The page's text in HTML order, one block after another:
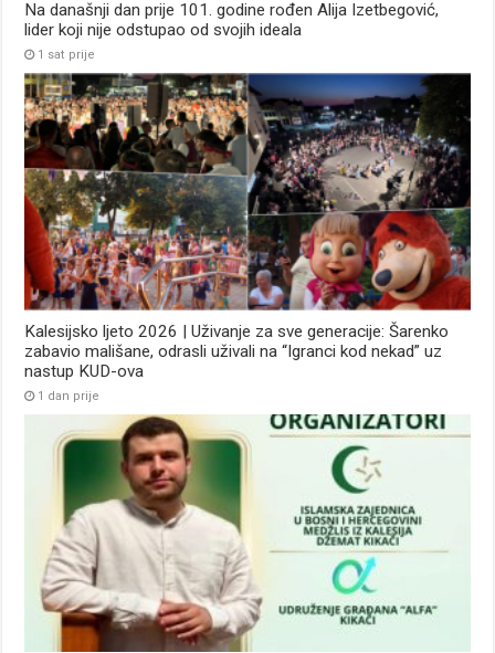
Na današnji dan prije 101. godine rođen Alija Izetbegović,
lider koji nije odstupao od svojih ideala
1 sat prije
Kalesijsko ljeto 2026 | Uživanje za sve generacije: Šarenko
zabavio mališane, odrasli uživali na “Igranci kod nekad” uz
nastup KUD-ova
1 dan prije